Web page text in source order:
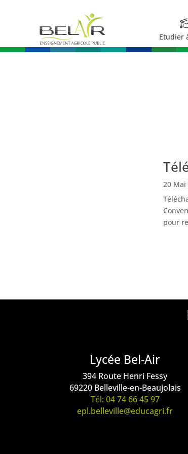
Etudier
20 Mai
pour
Lycée Bel-Air
394 Route Henri Fessy
69220 Belleville-en-Beaujolais
Tél: 04 74 66 45 97
epl.belleville@educagri.fr